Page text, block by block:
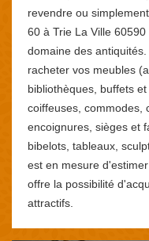
revendre ou
60 à Trie La Ville
domaine des
racheter vos meubles
bibliothèques, buffets
coiffeuses, commodes,
encoignures, sièges et
bibelots, tableaux,
est en mesure
offre la possibilité
attractifs.